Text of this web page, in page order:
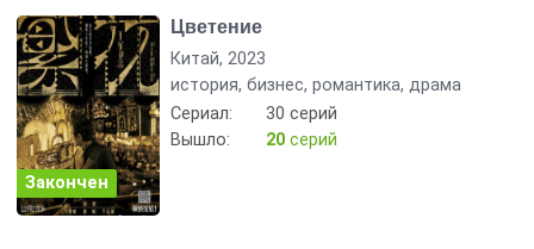
Цветение
Китай, 2023
история, бизнес, романтика, драма
Сериал:
30 серий
Вышло:
20 серий
Закончен